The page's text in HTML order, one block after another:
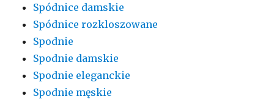
Spódnice damskie
Spódnice rozkloszowane
Spodnie
Spodnie damskie
Spodnie eleganckie
Spodnie męskie